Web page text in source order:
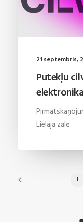
21 septembris,
Putekļu
Lielajā zālē
1